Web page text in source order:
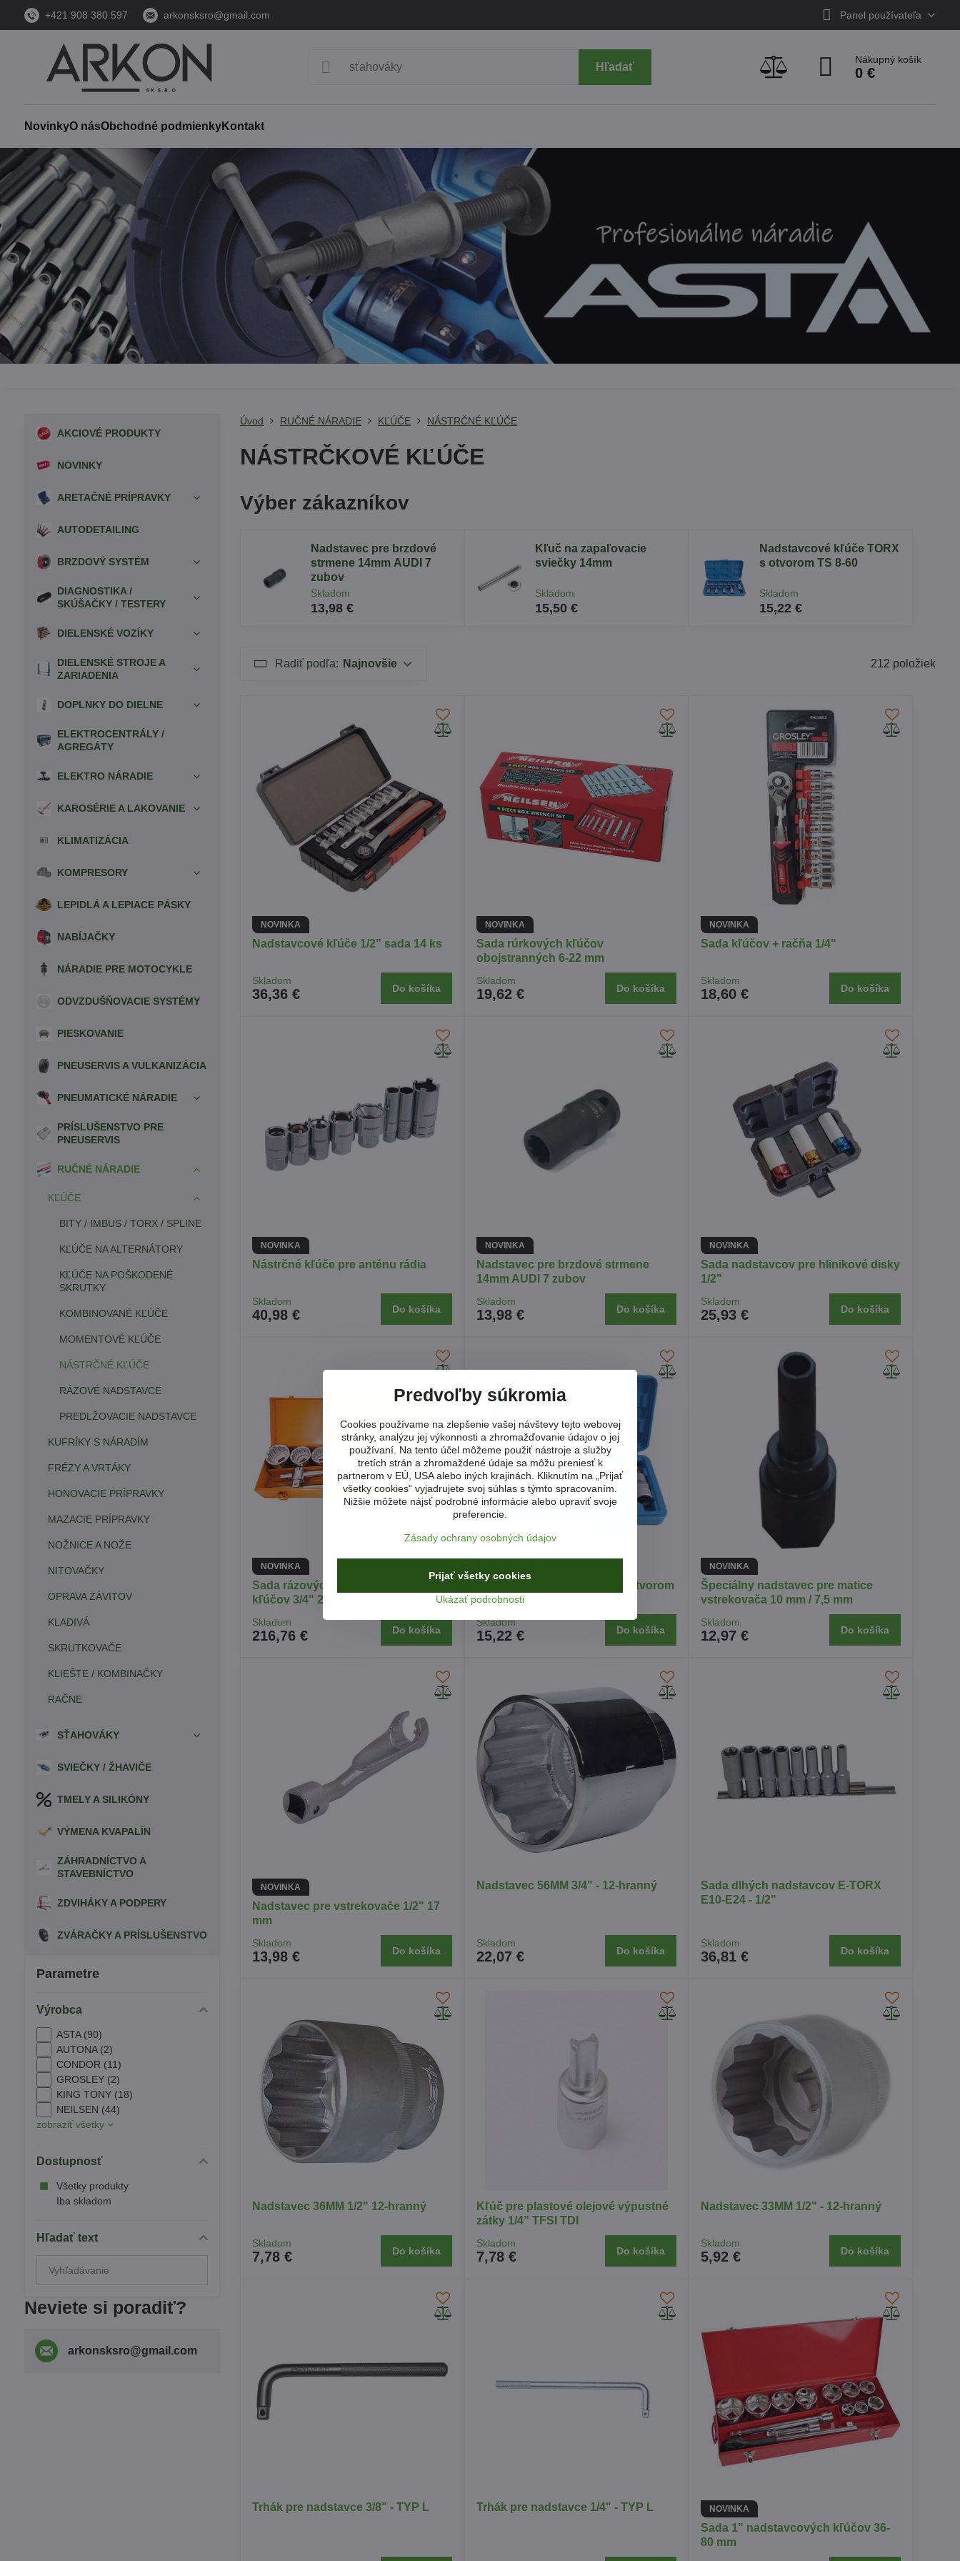
+421 908 380 597 arkonsksro@gmail.com Panel používateľa
Hľadať
Nákupný košík
0 €
NovinkyO násObchodné podmienkyKontakt
Úvod RUČNÉ NÁRADIE KĽÚČE NÁSTRČNÉ KĽÚČE
NÁSTRČKOVÉ KĽÚČE
Výber zákazníkov
Nadstavec pre brzdové
strmene 14mm AUDI 7
zubov
Skladom
13,98 €
Kľuč na zapaľovacie
sviečky 14mm
Skladom
15,50 €
Nadstavcové kľúče TORX
s otvorom TS 8-60
Skladom
15,22 €
Radiť podľa: Najnovšie 212 položiek
NOVINKA
Nadstavcové kľúče 1/2” sada 14 ks
Skladom
36,36 € Do košíka
NOVINKA
Sada rúrkových kľúčov
obojstranných 6-22 mm
Skladom
19,62 € Do košíka
NOVINKA
Sada kľúčov + račňa 1/4"
Skladom
18,60 € Do košíka
NOVINKA
Nástrčné kľúče pre anténu rádia
Skladom
40,98 € Do košíka
NOVINKA
Nadstavec pre brzdové strmene
14mm AUDI 7 zubov
Skladom
13,98 € Do košíka
NOVINKA
Sada nadstavcov pre hlinikové disky
1/2"
Skladom
25,93 € Do košíka
NOVINKA
Sada rázových nadstavcových
kľúčov 3/4" 21ks TIR
Skladom
216,76 € Do košíka
Nadstavcové kľúče TORX s otvorom
TS 8-60
Skladom
15,22 € Do košíka
NOVINKA
Špeciálny nadstavec pre matice
vstrekovača 10 mm / 7,5 mm
Skladom
12,97 € Do košíka
NOVINKA
Nadstavec pre vstrekovače 1/2" 17
mm
Skladom
13,98 € Do košíka
Nadstavec 56MM 3/4" - 12-hranný
Skladom
22,07 € Do košíka
Sada dlhých nadstavcov E-TORX
E10-E24 - 1/2"
Skladom
36,81 € Do košíka
Nadstavec 36MM 1/2" 12-hranný
Skladom
7,78 € Do košíka
Kľúč pre plastové olejové výpustné
zátky 1/4” TFSI TDI
Skladom
7,78 € Do košíka
Nadstavec 33MM 1/2" - 12-hranný
Skladom
5,92 € Do košíka
Trhák pre nadstavce 3/8" - TYP L Trhák pre nadstavce 1/4" - TYP L NOVINKA
Sada 1" nadstavcových kľúčov 36-
80 mm
Parametre
Výrobca
ASTA (90)
AUTONA (2)
CONDOR (11)
GROSLEY (2)
KING TONY (18)
NEILSEN (44)
zobraziť všetky
Dostupnosť
Všetky produkty
Iba skladom
Hľadať text
výsledky
fulltextom
Neviete si poradiť?
arkonsksro​@gmail​.com
AKCIOVÉ PRODUKTY
NOVINKY
ARETAČNÉ PRÍPRAVKY
AUTODETAILING
BRZDOVÝ SYSTÉM
DIAGNOSTIKA /
SKÚŠAČKY / TESTERY
DIELENSKÉ VOZÍKY
DIELENSKÉ STROJE A
ZARIADENIA
DOPLNKY DO DIELNE
ELEKTROCENTRÁLY /
AGREGÁTY
ELEKTRO NÁRADIE
KAROSÉRIE A LAKOVANIE
KLIMATIZÁCIA
KOMPRESORY
LEPIDLÁ A LEPIACE PÁSKY
NABÍJAČKY
NÁRADIE PRE MOTOCYKLE
ODVZDUŠŇOVACIE SYSTÉMY
PIESKOVANIE
PNEUSERVIS A VULKANIZÁCIA
PNEUMATICKÉ NÁRADIE
PRÍSLUŠENSTVO PRE
PNEUSERVIS
RUČNÉ NÁRADIE
KĽÚČE
BITY / IMBUS / TORX / SPLINE
KĽÚČE NA ALTERNÁTORY
KĽÚČE NA POŠKODENÉ
SKRUTKY
KOMBINOVANÉ KĽÚČE
MOMENTOVÉ KĽÚČE
NÁSTRČNÉ KĽÚČE
RÁZOVÉ NADSTAVCE
PREDLŽOVACIE NADSTAVCE
KUFRÍKY S NÁRADÍM
FRÉZY A VRTÁKY
HONOVACIE PRÍPRAVKY
MAZACIE PRÍPRAVKY
NOŽNICE A NOŽE
NITOVAČKY
OPRAVA ZÁVITOV
KLADIVÁ
SKRUTKOVAČE
KLIEŠTE / KOMBINAČKY
RAČNE
SŤAHOVÁKY
SVIEČKY / ŽHAVIČE
TMELY A SILIKÓNY
VÝMENA KVAPALÍN
ZÁHRADNÍCTVO A
STAVEBNÍCTVO
ZDVIHÁKY A PODPERY
ZVÁRAČKY A PRÍSLUŠENSTVO
Predvoľby súkromia
Cookies používame na zlepšenie vašej návštevy tejto webovej
stránky, analýzu jej výkonnosti a zhromažďovanie údajov o jej
používaní. Na tento účel môžeme použiť nástroje a služby
tretích strán a zhromaždené údaje sa môžu preniesť k
partnerom v EÚ, USA alebo iných krajinách. Kliknutím na „Prijať
všetky cookies“ vyjadrujete svoj súhlas s týmto spracovaním.
Nižšie môžete nájsť podrobné informácie alebo upraviť svoje
preferencie.
Zásady ochrany osobných údajov
Ukázať podrobnosti
Prijať všetky cookies